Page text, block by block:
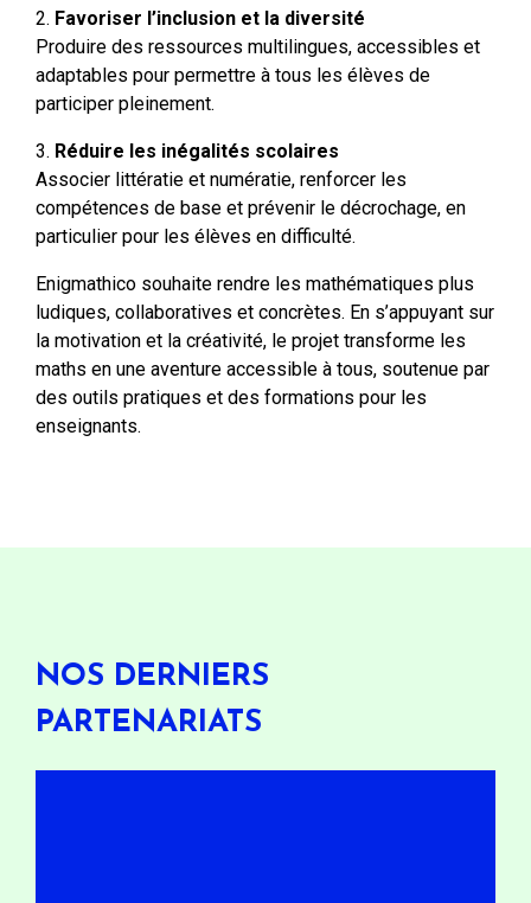
Favoriser l’inclusion et la diversité
Produire des ressources multilingues, accessibles et
adaptables pour permettre à tous les élèves de
participer pleinement.
Réduire les inégalités scolaires
Associer littératie et numératie, renforcer les
compétences de base et prévenir le décrochage, en
particulier pour les élèves en difficulté.
Enigmathico souhaite rendre les mathématiques plus
ludiques, collaboratives et concrètes. En s’appuyant sur
la motivation et la créativité, le projet transforme les
maths en une aventure accessible à tous, soutenue par
des outils pratiques et des formations pour les
enseignants.
NOS DERNIERS
PARTENARIATS